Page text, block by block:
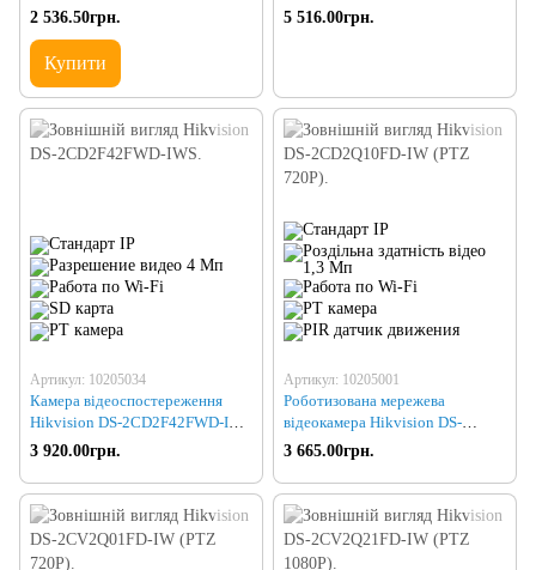
2 536.50грн.
Купити
4x 4MP)
5 516.00грн.
Артикул: 10205034
Камера відеоспостереження
Hikvision DS-2CD2F42FWD-IWS
(4.0)
3 920.00грн.
Артикул: 10205001
Роботизована мережева
відеокамера Hikvision DS-
2CD2Q10FD-IW (PTZ 720P)
3 665.00грн.